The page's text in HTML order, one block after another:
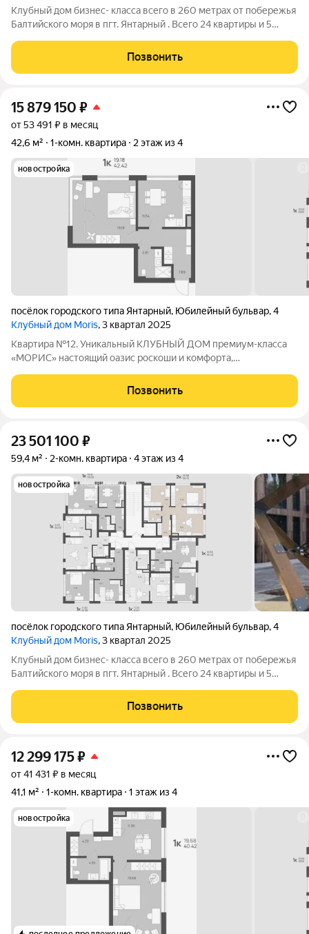
Клубный дом бизнес- класса всего в 260 метрах от побережья
Балтийского моря в пгт. Янтарный . Всего 24 квартиры и 5
Высота потолков 3.3 метра. Янтарный - маленький, но
невероятно живописный
Позвонить
15 879 150 ₽
от 53 491 ₽ в месяц
42,6 м²
1-комн. квартира 2 этаж из 4
новостройка
посёлок городского типа Янтарный, Юбилейный бульвар,4
Клубный дом Moris, 3 квартал 2025
Квартира №12. Уникальный КЛУБНЫЙ ДОМ премиум-класса
«МОРИС» настоящий оазис роскоши и комфорта,
пляжами, на берегу Балтийского моря, аналогов которому нет.
Это место, где сливаются воедино
Позвонить
23 501 100 ₽
59,4 м² 2-комн. квартира 4 этаж из 4
новостройка
посёлок городского типа Янтарный, Юбилейный бульвар,4
Клубный дом Moris, 3 квартал 2025
Клубный дом бизнес- класса всего в 260 метрах от побережья
Балтийского моря в пгт. Янтарный . Всего 24 квартиры и 5
Высота потолков 3.3 метра. Янтарный - маленький, но
невероятно живописный
Позвонить
12 299 175₽
от 41 431 ₽ в месяц
41,1 м²
1-комн. квартира 1 этаж из 4
новостройка